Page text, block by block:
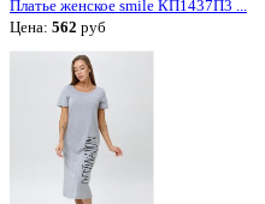
Платье женское smile КП1437П3 ...
Цена: 562 руб